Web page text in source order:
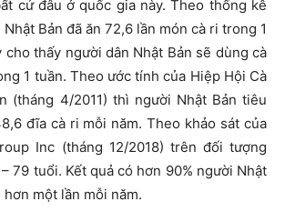
cứ đâu ở quốc gia này. Theo thống kê
Bản đã ăn 72,6 lần món cà ri trong 1
cho thấy người dân Nhật Bản sẽ dùng cà
1 tuần. Theo ước tính của Hiệp Hội Cà
(tháng 4/2011) thì người Nhật Bản tiêu
đĩa cà ri mỗi năm. Theo khảo sát của
Inc (tháng 12/2018) trên đối tượng
79 tuổi. Kết quả có hơn 90% người Nhật
hơn một lần mỗi năm.